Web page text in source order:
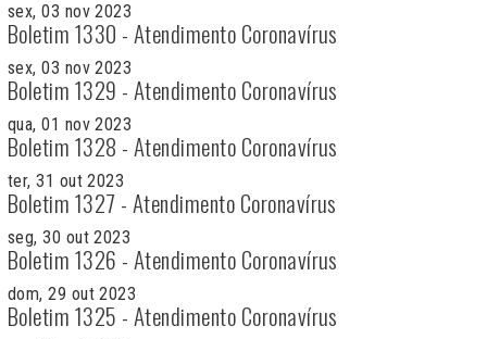
sex, 03 nov 2023
Boletim 1330 - Atendimento Coronavírus
sex, 03 nov 2023
Boletim 1329 - Atendimento Coronavírus
qua, 01 nov 2023
Boletim 1328 - Atendimento Coronavírus
ter, 31 out 2023
Boletim 1327 - Atendimento Coronavírus
seg, 30 out 2023
Boletim 1326 - Atendimento Coronavírus
dom, 29 out 2023
Boletim 1325 - Atendimento Coronavírus